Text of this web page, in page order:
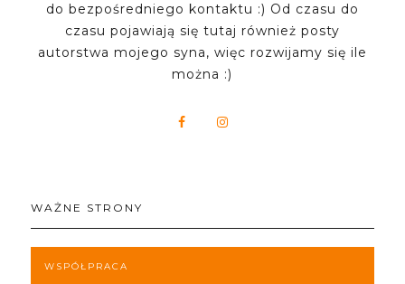
do bezpośredniego kontaktu :) Od czasu do
czasu pojawiają się tutaj również posty
autorstwa mojego syna, więc rozwijamy się ile
można :)
WAŻNE STRONY
WSPÓŁPRACA